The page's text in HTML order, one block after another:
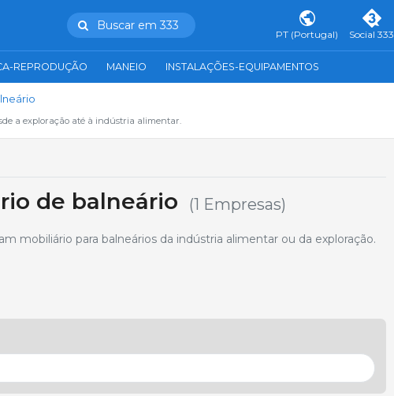
Buscar em 333
PT (Portugal) Social 333
REPRODUÇÃO MANEIO INSTALAÇÕES-EQUIPAMENTOS
a exploração até à indústria alimentar.
de balneário (1 Empresas)
mobiliário para balneários da indústria alimentar ou da exploração.